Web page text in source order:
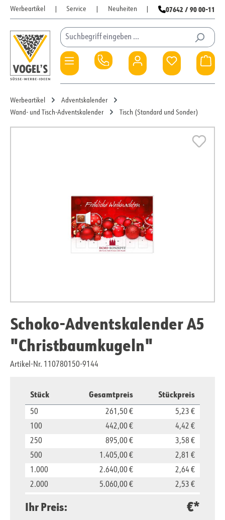
Zum Hauptinhalt springen
Werbeartikel Service Neuheiten 07642 / 90 00-11
Du hast 0
Werbeartikel
Adventskalender
Wand- und Tisch-Adventskalender
Tisch (Standard und Sonder)
Schoko-Adventskalender A5
"Christbaumkugeln"
Artikel-Nr. 110780150-9144
Stück Gesamtpreis Stückpreis
50 261,50 €
5,23 €
100
442,00 €
4,42 €
250
895,00 €
3,58 €
500
1.405,00 €
2,81 €
1.000
2.640,00 €
2,64 €
2.000
5.060,00 €
2,53 €
2,35 €
Ihr Preis: €*